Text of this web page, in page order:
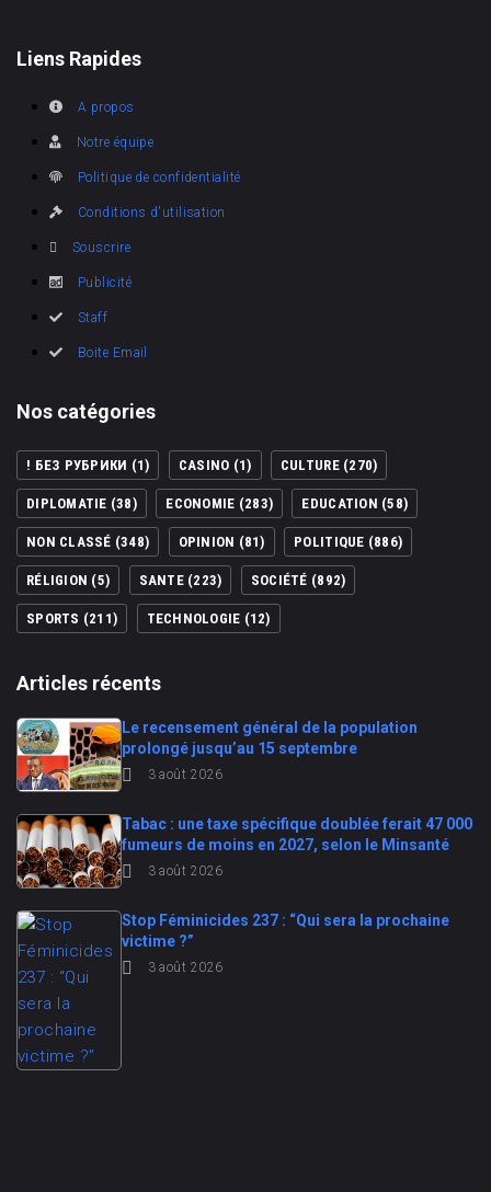
Liens Rapides
A propos
Notre équipe
Politique de confidentialité
Conditions d'utilisation
Souscrire
Publicité
Staff
Boite Email
Nos catégories
! БЕЗ РУБРИКИ (1) CASINO (1) CULTURE(270)
DIPLOMATIE (38) ECONOMIE (283) EDUCATION (58)
NON CLASSÉ (348) OPINION (81) POLITIQUE (886)
RÉLIGION (5) SANTE(223) SOCIÉTÉ (892)
SPORTS (211) TECHNOLOGIE (12)
Articles récents
Le recensement général de la population
prolongé jusqu’au 15 septembre
3 août 2026
Tabac : une taxe spécifique doublée ferait 47 000
fumeurs de moins en 2027, selon le Minsanté
3 août 2026
Stop Féminicides 237 : “Qui sera la prochaine
victime ?”
3 août 2026